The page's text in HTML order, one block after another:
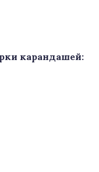
карандашей: